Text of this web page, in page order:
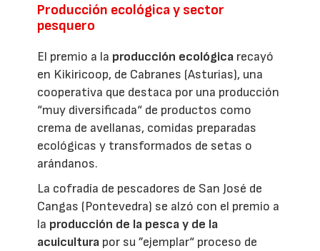
Producción ecológica y sector
pesquero
El premio a la producción ecológica recayó
en Kikiricoop, de Cabranes (Asturias), una
cooperativa que destaca por una producción
“muy diversificada“ de productos como
crema de avellanas, comidas preparadas
ecológicas y transformados de setas o
arándanos.
La cofradía de pescadores de San José de
Cangas (Pontevedra) se alzó con el premio a
la producción de la pesca y de la
acuicultura por su ”ejemplar“ proceso de